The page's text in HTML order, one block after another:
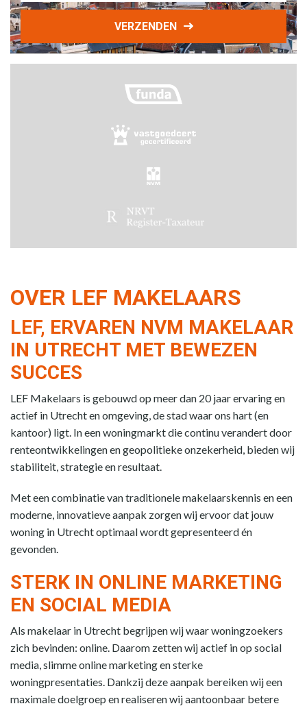
VERZENDEN
OVER LEF MAKELAARS
LEF, ERVAREN NVM MAKELAAR
IN UTRECHT MET BEWEZEN
SUCCES
LEF Makelaars is gebouwd op meer dan 20 jaar ervaring en
actief in Utrecht en omgeving, de stad waar ons hart (en
kantoor) ligt. In een woningmarkt die continu verandert door
renteontwikkelingen en geopolitieke onzekerheid, bieden wij
stabiliteit, strategie en resultaat.
Met een combinatie van traditionele makelaarskennis en een
moderne, innovatieve aanpak zorgen wij ervoor dat jouw
woning in Utrecht optimaal wordt gepresenteerd én
gevonden.
STERK IN ONLINE MARKETING
EN SOCIAL MEDIA
Als makelaar in Utrecht begrijpen wij waar woningzoekers
zich bevinden: online. Daarom zetten wij actief in op social
media, slimme online marketing en sterke
woningpresentaties. Dankzij deze aanpak bereiken wij een
maximale doelgroep en realiseren wij aantoonbaar betere